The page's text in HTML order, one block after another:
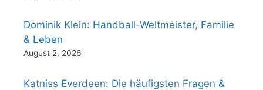
Dominik Klein: Handball-Weltmeister, Familie
& Leben
August 2, 2026
Katniss Everdeen: Die häufigsten Fragen &